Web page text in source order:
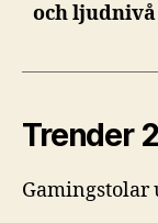
och
Trender
Gamingstolar